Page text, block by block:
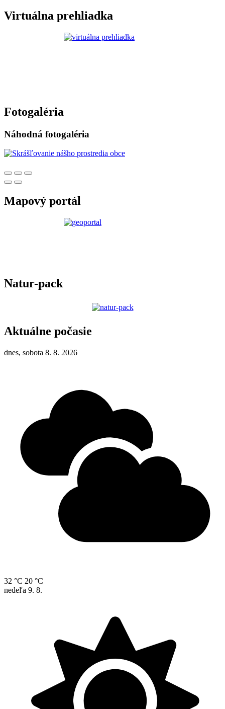
Virtuálna prehliadka
Fotogaléria
Náhodná fotogaléria
Mapový portál
Natur-pack
Aktuálne počasie
dnes, sobota 8. 8. 2026
32 °C 20 °C
nedeľa 9. 8.